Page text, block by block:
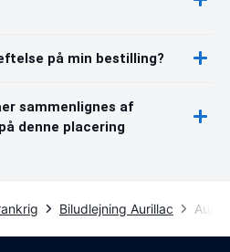
på min bestilling?
sammenlignes af
denne placering
Biludlejning Aurillac